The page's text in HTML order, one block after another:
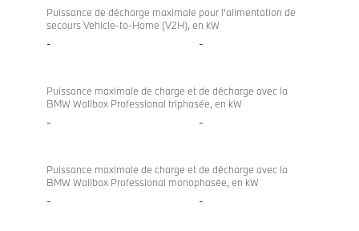
Puissance de décharge maximale pour l’alimentation de
secours Vehicle-to-Home (V2H), en kW
- -
Puissance maximale de charge et de décharge avec la
BMW Wallbox Professional triphasée, en kW
- -
Puissance maximale de charge et de décharge avec la
BMW Wallbox Professional monophasée, en kW
- -